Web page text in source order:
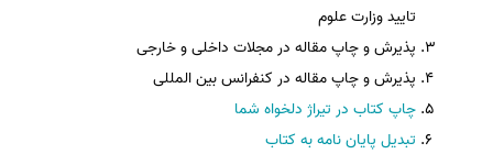
تایید وزارت علوم
پذیرش و چاپ مقاله در مجلات داخلی و خارجی
پذیرش و چاپ مقاله در کنفرانس بین المللی
چاپ کتاب در تیراژ دلخواه شما
تبدیل پایان نامه به کتاب